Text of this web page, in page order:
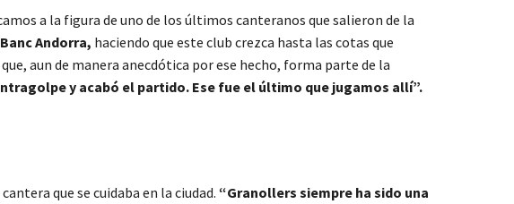
a la figura de uno de los últimos canteranos que salieron de la
Andorra, haciendo que este club crezca hasta las cotas que
aun de manera anecdótica por ese hecho, forma parte de la
y acabó el partido. Ese fue el último que jugamos allí”.
que se cuidaba en la ciudad. “Granollers siempre ha sido una